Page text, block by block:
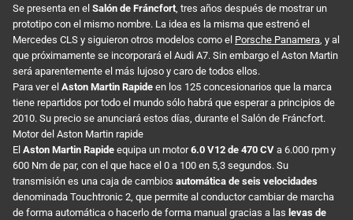
Se presenta en el Salón de Fráncfort, tres años después de mostrar un
prototipo con el mismo nombre. La idea es la misma que estrenó el
Mercedes CLS y siguieron otros modelos como el Porsche Panamera, y al
que próximamente se incorporará el Audi A7. Sin embargo el Aston Martin
será aparentemente el más lujoso y caro de todos ellos.
Para ver el Aston Martin Rapide en los 125 concesionarios que la marca
tiene repartidos por todo el mundo sólo habrá que esperar a principios de
2010. Su precio se anunciará estos días, durante el Salón de Fráncfort.
Motor del Aston Martin rapide
El Aston Martin Rapide equipa un motor6.0 V12 de 470 CV a 6.000 rpm y
600 Nm de par, con el que hace el 0 a 100 en 5,3 segundos. Su
transmisión es una caja de cambios automática de seis velocidades
denominada Touchtronic 2, que permite al conductor cambiar de marcha
de forma automática o hacerlo de forma manual gracias a las levas de